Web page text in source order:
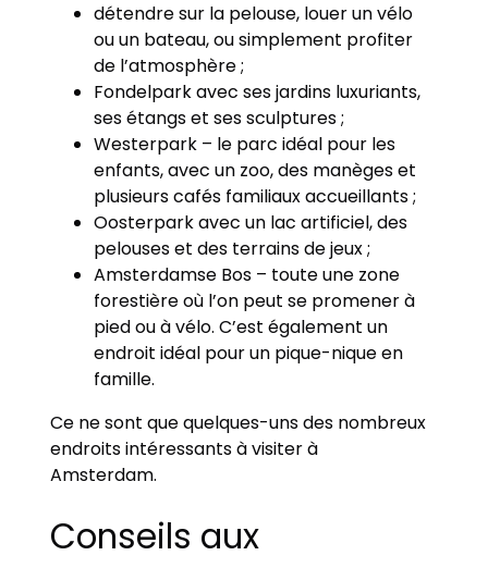
détendre sur la pelouse, louer un vélo
ou un bateau, ou simplement profiter
de l’atmosphère ;
Fondelpark avec ses jardins luxuriants,
ses étangs et ses sculptures ;
Westerpark – le parc idéal pour les
enfants, avec un zoo, des manèges et
plusieurs cafés familiaux accueillants ;
Oosterpark avec un lac artificiel, des
pelouses et des terrains de jeux ;
Amsterdamse Bos – toute une zone
forestière où l’on peut se promener à
pied ou à vélo. C’est également un
endroit idéal pour un pique-nique en
famille.
Ce ne sont que quelques-uns des nombreux
endroits intéressants à visiter à
Amsterdam.
Conseils aux